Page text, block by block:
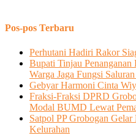
Pos-pos Terbaru
Perhutani Hadiri Rakor
Bupati Tinjau
Warga Jaga Fungsi
Gebyar Harmoni Cinta
Fraksi-Fraksi DPRD
Modal BUMD Lewat
Satpol PP Grobogan
Kelurahan